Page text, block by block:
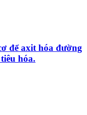
để axit hóa đường
hóa.